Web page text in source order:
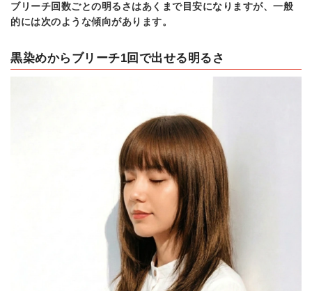
ブリーチ回数ごとの明るさはあくまで目安になりますが、一般
的には次のような傾向があります。
黒染めからブリーチ1回で出せる明るさ